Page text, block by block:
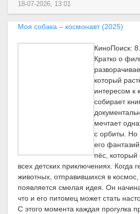
18-07-2026, 13:01
Моя собака – космонавт (2025)
КиноПоиск:
Кратко о
который
интересом к
собирает
мечтает
с орбиты. Но
его
пёс, который
всех детских приключениях. Когда
животных, отправившихся в космос,
появляется смелая идея. Он
что и его питомец может стать
С этого момента каждая прогулка